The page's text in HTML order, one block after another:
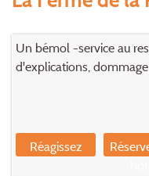
Un bémol -service au
d'explications, dommage
Réagissez